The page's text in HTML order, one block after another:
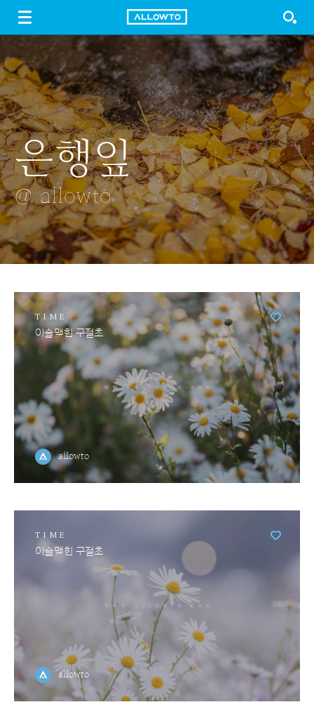
FREE DOWNLOAD GUIDE LOGIN SIGN UP
은행잎
@ allowto
장안문 [長安門
]
@ allowto
한복
@ allowto
백목련
@ allowto
목련
@ allowto
TIME
이슬맺힌 구절초
allowto
TIME
이슬맺힌 구절초
allowto